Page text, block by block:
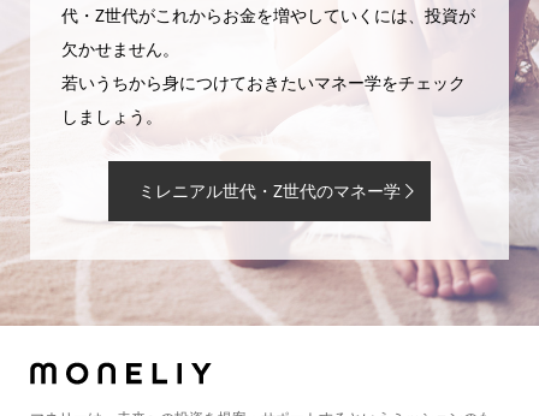
代・Z世代がこれからお金を増やしていくには、投資が
欠かせません。
若いうちから身につけておきたいマネー学をチェック
しましょう。
ミレニアル世代・Z世代のマネー学